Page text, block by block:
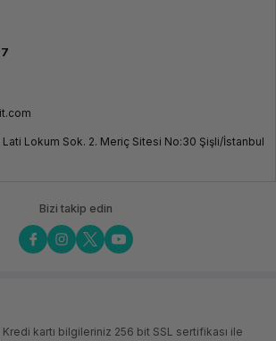
Lokum Sok. 2. Meriç Sitesi No:30 Şişli/İstanbul
Bizi takip edin
Kredi kartı bilgileriniz 256 bit SSL sertifikası ile